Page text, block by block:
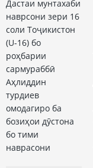
Дастаи мунтахаби
наврсони зери 16
соли Тоҷикистон
(U-16) бо
роҳбарии
сармураббӣ
Аҳлиддин
турдиев
омодагиро ба
бозиҳои дӯстона
бо тими
наврасони